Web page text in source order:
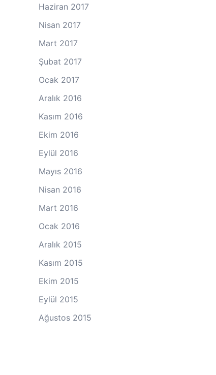
Haziran 2017
Nisan 2017
Mart 2017
Şubat 2017
Ocak 2017
Aralık 2016
Kasım 2016
Ekim 2016
Eylül 2016
Mayıs 2016
Nisan 2016
Mart 2016
Ocak 2016
Aralık 2015
Kasım 2015
Ekim 2015
Eylül 2015
Ağustos 2015